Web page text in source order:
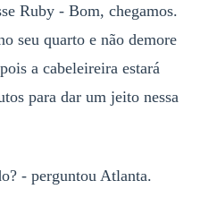
Ruby - Bom, chegamos.
seu quarto e não demore
a cabeleireira estará
para dar um jeito nessa
- perguntou Atlanta.